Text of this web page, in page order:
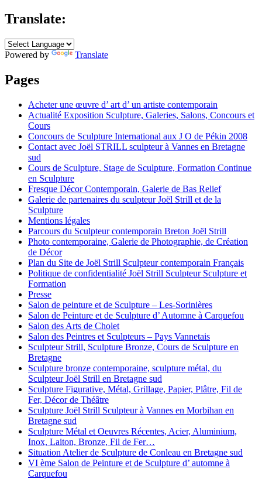
Translate:
Powered by Translate
Pages
Acheter une œuvre d’ art d’ un artiste contemporain
Actualité Exposition Sculpture, Galeries, Salons, Concours et
Cours
Concours de Sculpture International aux J O de Pékin 2008
Contact avec Joël STRILL sculpteur à Vannes en Bretagne
sud
Cours de Sculpture, Stage de Sculpture, Formation Continue
en Sculpture
Fresque Décor Contemporain, Galerie de Bas Relief
Galerie de partenaires du sculpteur Joël Strill et de la
Sculpture
Mentions légales
Parcours du Sculpteur contemporain Breton Joël Strill
Photo contemporaine, Galerie de Photographie, de Création
de Décor
Plan du Site de Joël Strill Sculpteur contemporain Français
Politique de confidentialité Joël Strill Sculpteur Sculpture et
Formation
Presse
Salon de peinture et de Sculpture – Les-Sorinières
Salon de Peinture et de Sculpture d’ Automne à Carquefou
Salon des Arts de Cholet
Salon des Peintres et Sculpteurs – Pays Vannetais
Sculpteur Strill, Sculpture Bronze, Cours de Sculpture en
Bretagne
Sculpture bronze contemporaine, sculpture métal, du
Sculpteur Joël Strill en Bretagne sud
Sculpture Figurative, Métal, Grillage, Papier, Plâtre, Fil de
Fer, Décor de Théâtre
Sculpture Joël Strill Sculpteur à Vannes en Morbihan en
Bretagne sud
Sculpture Métal et Oeuvres Récentes, Acier, Aluminium,
Inox, Laiton, Bronze, Fil de Fer…
Situation Atelier de Sculpture de Conleau en Bretagne sud
VI ème Salon de Peinture et de Sculpture d’ automne à
Carquefou